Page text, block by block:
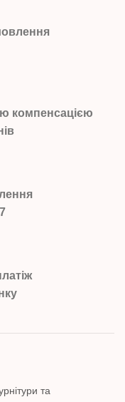
компенсацією
та